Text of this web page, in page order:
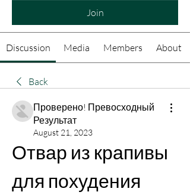
Join
Discussion Media Members About
Back
Проверено! Превосходный
Результат
August 21, 2023
Отвар из крапивы
для похудения